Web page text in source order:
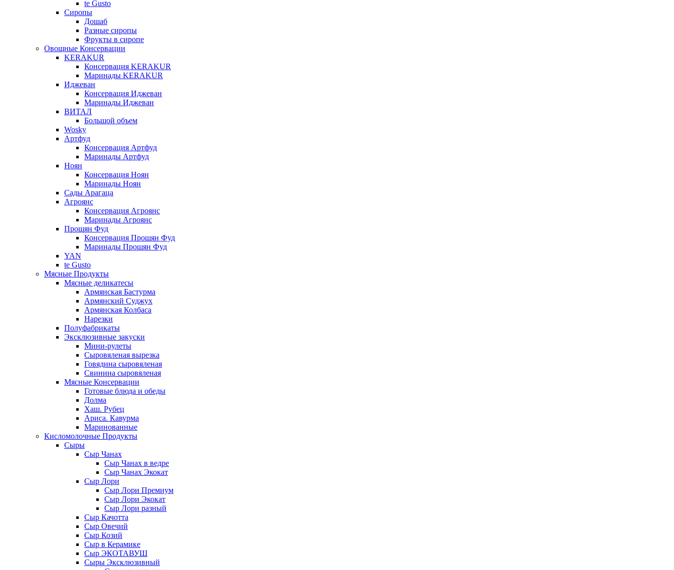
te Gusto
Сиропы
Дошаб
Разные сиропы
Фрукты в сиропе
Овощные Консервации
KERAKUR
Консервация KERAKUR
Маринады KERAKUR
Иджеван
Консервация Иджеван
Маринады Иджеван
ВИТАЛ
Большой объем
Wosky
Артфуд
Консервация Артфуд
Маринады Артфуд
Ноян
Консервация Ноян
Маринады Ноян
Сады Арагаца
Агроянс
Консервация Агроянс
Маринады Агроянс
Прошян Фуд
Консервация Прошян Фуд
Маринады Прошян Фуд
YAN
te Gusto
Мясные Продукты
Мясные деликатесы
Армянская Бастурма
Армянский Суджух
Армянская Колбаса
Нарезки
Полуфабрикаты
Эксклюзивные закуски
Мини-рулеты
Сыровяленая вырезка
Говядина сыровяленая
Свинина сыровяленая
Мясные Консервации
Готовые блюда и обеды
Долма
Хаш. Рубец
Ариса. Кавурма
Маринованные
Кисломолочные Продукты
Сыры
Сыр Чанах
Сыр Чанах в ведре
Сыр Чанах Экокат
Сыр Лори
Сыр Лори Премиум
Сыр Лори Экокат
Сыр Лори разный
Сыр Качотта
Сыр Овечий
Сыр Козий
Сыр в Керамике
Сыр ЭКОТАВУШ
Сыры Эксклюзивный